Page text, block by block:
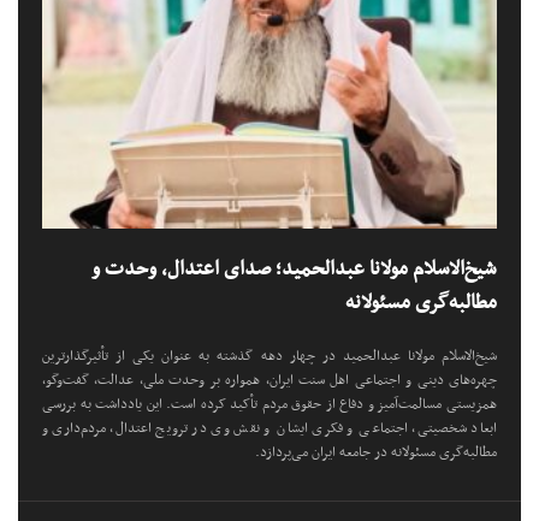
شیخ‌الاسلام مولانا عبدالحمید؛ صدای اعتدال، وحدت و
مطالبه‌گری مسئولانه
شیخ‌الاسلام مولانا عبدالحمید در چهار دهه گذشته به عنوان یکی از تأثیرگذارترین
چهره‌های دینی و اجتماعی اهل سنت ایران، همواره بر وحدت ملی، عدالت، گفت‌وگو،
همزیستی مسالمت‌آمیز و دفاع از حقوق مردم تأکید کرده است. این یادداشت به بررسی
ابعاد شخصیتی، اجتماعی و فکری ایشان و نقش وی در ترویج اعتدال، مردم‌داری و
مطالبه‌گری مسئولانه در جامعه ایران می‌پردازد.